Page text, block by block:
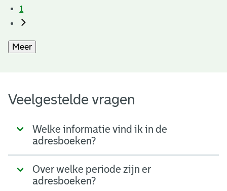
1
Meer
Veelgestelde vragen
Welke informatie vind ik in de
adresboeken?
Over welke periode zijn er
adresboeken?